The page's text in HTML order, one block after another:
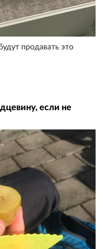
продавать это
если не